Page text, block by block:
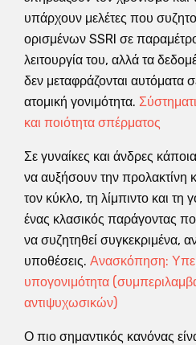
υπάρχουν μελέτες που
ορισμένων SSRI σε
λειτουργία του, αλλά τα
δεν μεταφράζονται αυτόματα
ατομική γονιμότητα.
και ποιότητα σπέρματος
Σε γυναίκες και άνδρες
να αυξήσουν την προλακτίνη
τον κύκλο, τη λίμπιντο και τη
ένας κλασικός παράγοντας
να συζητηθεί συγκεκριμένα,
υποθέσεις. Ανασκόπηση:
υπογονιμότητα
αντιψυχωσικών)
Ο πιο σημαντικός κανόνας